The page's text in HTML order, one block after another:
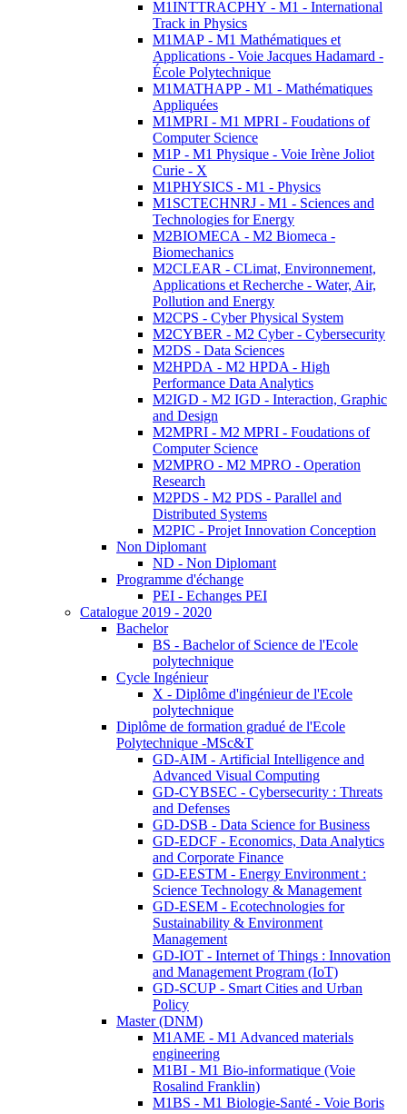
M1INTTRACPHY - M1 - International
Track in Physics
M1MAP - M1 Mathématiques et
Applications - Voie Jacques Hadamard -
École Polytechnique
M1MATHAPP - M1 - Mathématiques
Appliquées
M1MPRI - M1 MPRI - Foudations of
Computer Science
M1P - M1 Physique - Voie Irène Joliot
Curie - X
M1PHYSICS - M1 - Physics
M1SCTECHNRJ - M1 - Sciences and
Technologies for Energy
M2BIOMECA - M2 Biomeca -
Biomechanics
M2CLEAR - CLimat, Environnement,
Applications et Recherche - Water, Air,
Pollution and Energy
M2CPS - Cyber Physical System
M2CYBER - M2 Cyber - Cybersecurity
M2DS - Data Sciences
M2HPDA - M2 HPDA - High
Performance Data Analytics
M2IGD - M2 IGD - Interaction, Graphic
and Design
M2MPRI - M2 MPRI - Foudations of
Computer Science
M2MPRO - M2 MPRO - Operation
Research
M2PDS - M2 PDS - Parallel and
Distributed Systems
M2PIC - Projet Innovation Conception
Non Diplomant
ND - Non Diplomant
Programme d'échange
PEI - Echanges PEI
Catalogue 2019 - 2020
Bachelor
BS - Bachelor of Science de l'Ecole
polytechnique
Cycle Ingénieur
X - Diplôme d'ingénieur de l'Ecole
polytechnique
Diplôme de formation gradué de l'Ecole
Polytechnique -MSc&T
GD-AIM - Artificial Intelligence and
Advanced Visual Computing
GD-CYBSEC - Cybersecurity : Threats
and Defenses
GD-DSB - Data Science for Business
GD-EDCF - Economics, Data Analytics
and Corporate Finance
GD-EESTM - Energy Environment :
Science Technology & Management
GD-ESEM - Ecotechnologies for
Sustainability & Environment
Management
GD-IOT - Internet of Things : Innovation
and Management Program (IoT)
GD-SCUP - Smart Cities and Urban
Policy
Master (DNM)
M1AME - M1 Advanced materials
engineering
M1BI - M1 Bio-informatique (Voie
Rosalind Franklin)
M1BS - M1 Biologie-Santé - Voie Boris